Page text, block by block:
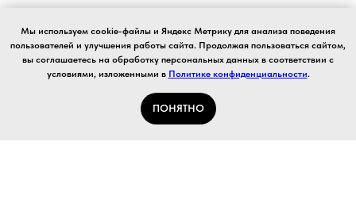
Политика конфиденциальности Публичная оферта
Согласие на обработку ПД
Мы используем cookie-файлы и Яндекс Метрику для анализа поведения
пользователей и улучшения работы сайта. Продолжая пользоваться сайтом,
вы соглашаетесь на обработку персональных данных в соответствии с
условиями, изложенными в Политике конфиденциальности.
ПОНЯТНО